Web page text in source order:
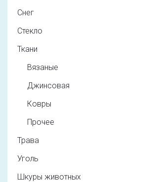
Снег
Стекло
Ткани
Вязаные
Джинсовая
Ковры
Прочее
Трава
Уголь
Шкуры животных